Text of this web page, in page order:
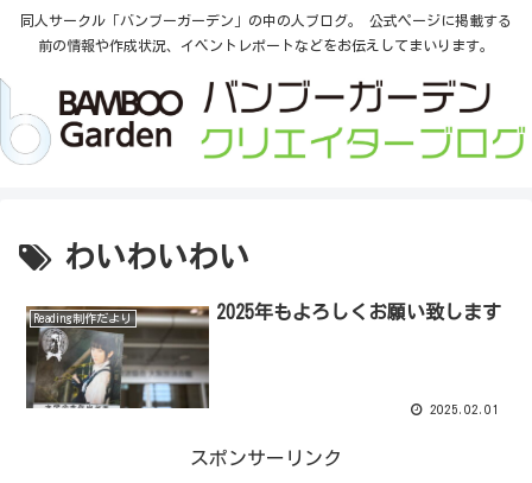
同人サークル「バンブーガーデン」の中の人ブログ。 公式ページに掲載する
前の情報や作成状況、イベントレポートなどをお伝えしてまいります。
わいわいわい
Reading制作だより 2025年もよろしくお願い致します
2025.02.01
スポンサーリンク